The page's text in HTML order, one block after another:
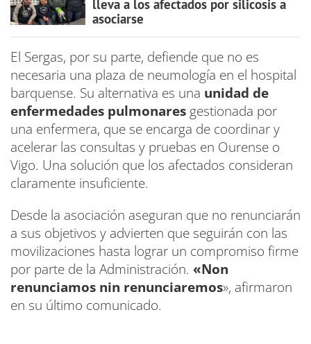
lleva a los afectados por silicosis a
asociarse
El Sergas, por su parte, defiende que no es
necesaria una plaza de neumología en el hospital
barquense. Su alternativa es una unidad de
enfermedades pulmonares gestionada por
una enfermera, que se encarga de coordinar y
acelerar las consultas y pruebas en Ourense o
Vigo. Una solución que los afectados consideran
claramente insuficiente.
Desde la asociación aseguran que no renunciarán
a sus objetivos y advierten que seguirán con las
movilizaciones hasta lograr un compromiso firme
por parte de la Administración. «Non
renunciamos nin renunciaremos», afirmaron
en su último comunicado.